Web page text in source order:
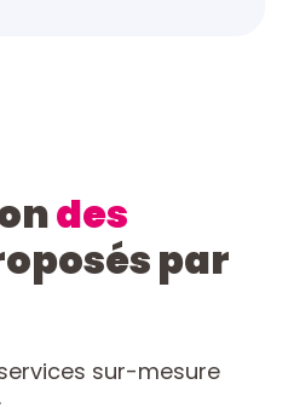
des
par
sur-mesure